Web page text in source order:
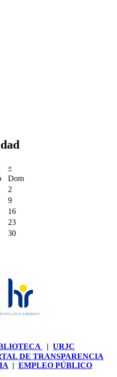
»
Dom
2
9
16
23
30
| URJC
DE TRANSPARENCIA
| EMPLEO PÚBLICO